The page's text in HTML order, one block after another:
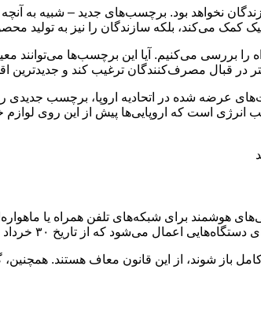
نخواهد بود. برچسب‌های جدید – شبیه به
کمک می‌کند، بلکه سازندگان را نیز به تولید
را بررسی می‌کنیم. آیا این برچسب‌ها می‌توانند
در قبال مصرف‌کنندگان ترغیب کند و جدیدترین
گوشی‌های هوشمند و تبلت‌های عرضه شده در اتحادیه
است که اروپایی‌ها پیش از این روی لوازم
برای شبکه‌های تلفن همراه یا